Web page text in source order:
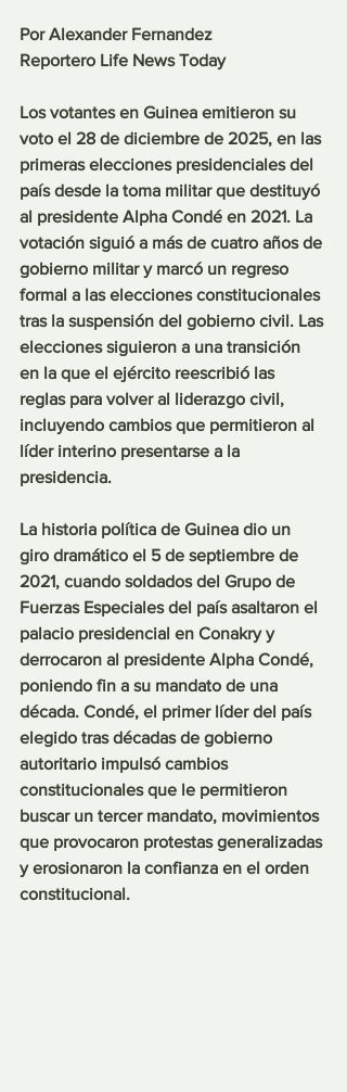
Por Alexander Fernandez
Reportero Life News Today
Los votantes en Guinea emitieron su
voto el 28 de diciembre de 2025, en las
primeras elecciones presidenciales del
país desde la toma militar que destituyó
al presidente Alpha Condé en 2021. La
votación siguió a más de cuatro años de
gobierno militar y marcó un regreso
formal a las elecciones constitucionales
tras la suspensión del gobierno civil. Las
elecciones siguieron a una transición
en la que el ejército reescribió las
reglas para volver al liderazgo civil,
incluyendo cambios que permitieron al
líder interino presentarse a la
presidencia.
La historia política de Guinea dio un
giro dramático el 5 de septiembre de
2021, cuando soldados del Grupo de
Fuerzas Especiales del país asaltaron el
palacio presidencial en Conakry y
derrocaron al presidente Alpha Condé,
poniendo fin a su mandato de una
década. Condé, el primer líder del país
elegido tras décadas de gobierno
autoritario impulsó cambios
constitucionales que le permitieron
buscar un tercer mandato, movimientos
que provocaron protestas generalizadas
y erosionaron la confianza en el orden
constitucional.